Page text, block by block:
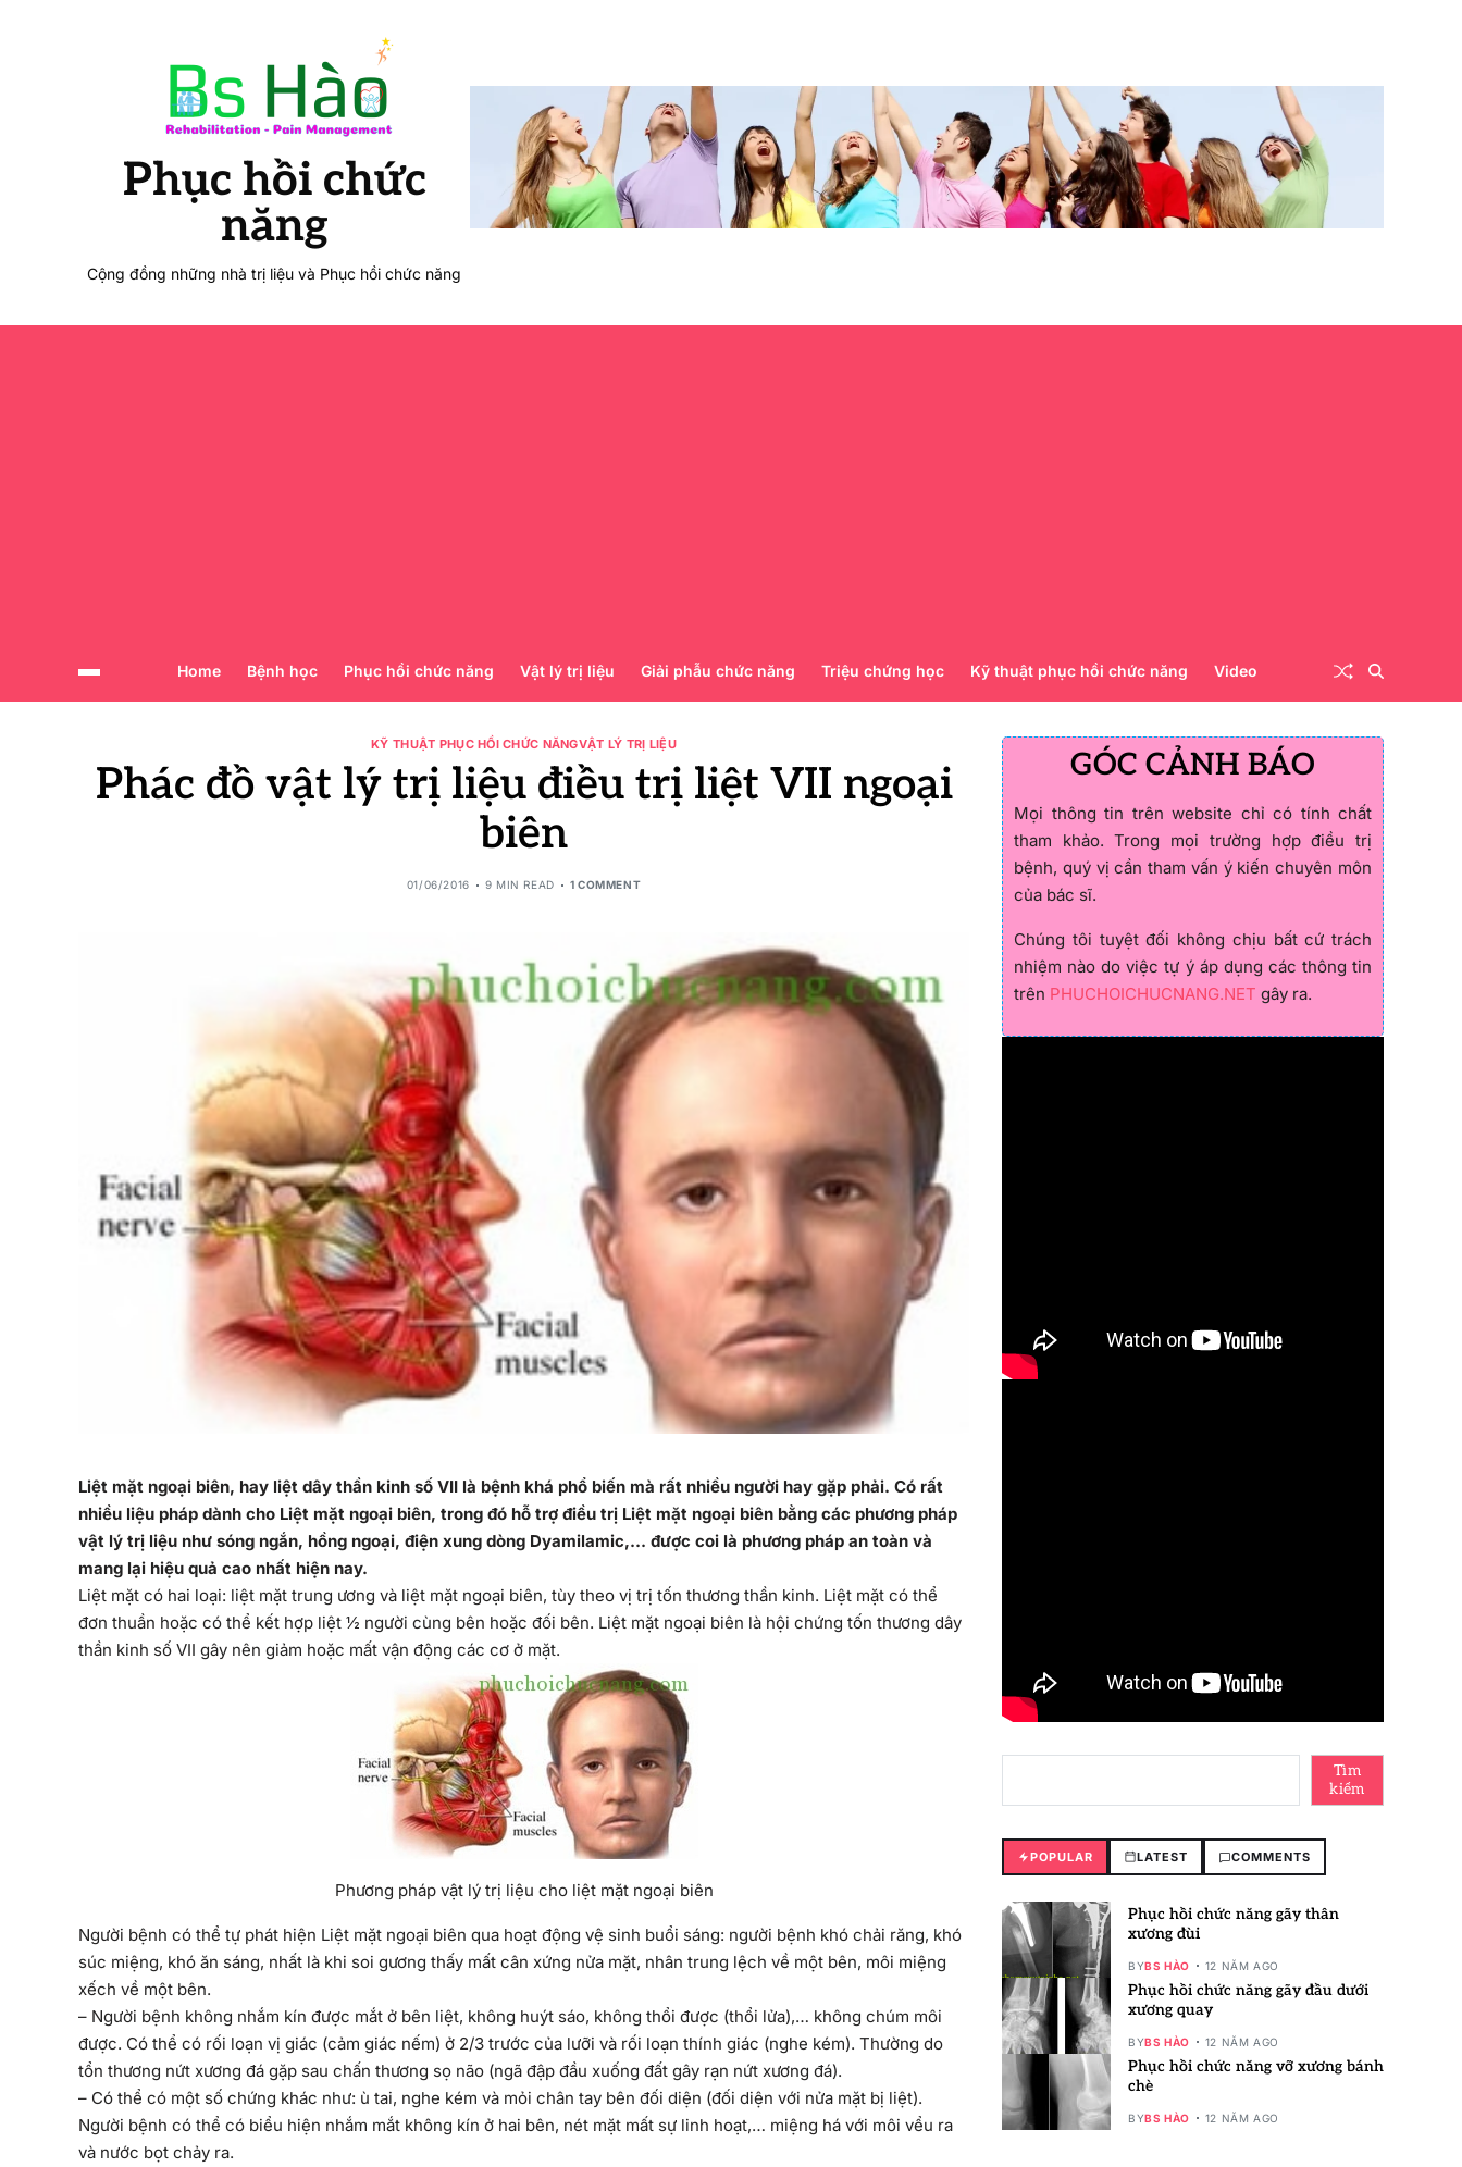
Phục hồi chức
năng
Cộng đồng những nhà trị liệu và Phục hồi chức năng
Home Bệnh học Phục hồi chức năng Vật lý trị liệu Giải phẫu chức năng Triệu chứng học Kỹ thuật phục hồi chức năng Video
KỸ THUẬT PHỤC HỒI CHỨC NĂNGVẬT LÝ TRỊ LIỆU
Phác đồ vật lý trị liệu điều trị liệt VII ngoại
biên
01/06/2016 9 MIN READ 1 COMMENT
Liệt mặt ngoại biên, hay liệt dây thần kinh số VII là bệnh khá phổ biến mà rất nhiều người hay gặp phải. Có rất
nhiều liệu pháp dành cho Liệt mặt ngoại biên, trong đó hỗ trợ điều trị Liệt mặt ngoại biên bằng các phương pháp
vật lý trị liệu như sóng ngắn, hồng ngoại, điện xung dòng Dyamilamic,… được coi là phương pháp an toàn và
mang lại hiệu quả cao nhất hiện nay.
Liệt mặt có hai loại: liệt mặt trung ương và liệt mặt ngoại biên, tùy theo vị trị tốn thương thần kinh. Liệt mặt có thể
đơn thuần hoặc có thể kết hợp liệt ½ người cùng bên hoặc đối bên. Liệt mặt ngoại biên là hội chứng tốn thương dây
thần kinh số VII gây nên giảm hoặc mất vận động các cơ ở mặt.
Phương pháp vật lý trị liệu cho liệt mặt ngoại biên
Người bệnh có thể tự phát hiện Liệt mặt ngoại biên qua hoạt động vệ sinh buổi sáng: người bệnh khó chải răng, khó
súc miệng, khó ăn sáng, nhất là khi soi gương thấy mất cân xứng nửa mặt, nhân trung lệch về một bên, môi miệng
xếch về một bên.
– Người bệnh không nhắm kín được mắt ở bên liệt, không huýt sáo, không thổi được (thổi lửa),… không chúm môi
được. Có thể có rối loạn vị giác (cảm giác nếm) ở 2/3 trước của lưỡi và rối loạn thính giác (nghe kém). Thường do
tổn thương nứt xương đá gặp sau chấn thương sọ não (ngã đập đầu xuống đất gây rạn nứt xương đá).
– Có thể có một số chứng khác như: ù tai, nghe kém và mỏi chân tay bên đối diện (đối diện với nửa mặt bị liệt).
Người bệnh có thể có biểu hiện nhắm mắt không kín ở hai bên, nét mặt mất sự linh hoạt,… miệng há với môi vểu ra
và nước bọt chảy ra.
GÓC CẢNH BÁO
Mọi thông tin trên website chỉ có tính chất
tham khảo. Trong mọi trường hợp điều trị
bệnh, quý vị cần tham vấn ý kiến chuyên môn
của bác sĩ.
Chúng tôi tuyệt đối không chịu bất cứ trách
nhiệm nào do việc tự ý áp dụng các thông tin
trên PHUCHOICHUCNANG.NET gây ra.
Tìm
kiếm
POPULAR LATEST COMMENTS
Phục hồi chức năng gãy thân
xương đùi
BYBS HÀO 12 NĂM AGO
Phục hồi chức năng gãy đầu dưới
xương quay
BYBS HÀO 12 NĂM AGO
Phục hồi chức năng vỡ xương bánh
chè
BYBS HÀO 12 NĂM AGO